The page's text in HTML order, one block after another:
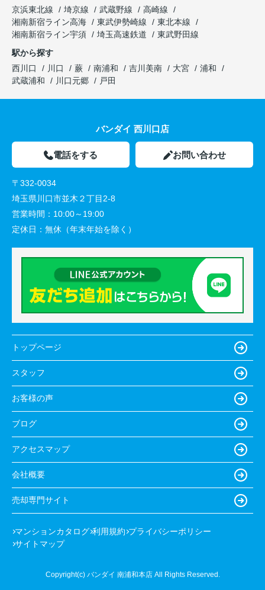
京浜東北線
埼京線 武蔵野線
高崎線
湘南新宿ライン高海
東武伊勢崎線
東北本線
湘南新宿ライン宇須
埼玉高速鉄道
東武野田線
駅から探す
西川口
川口 蕨 南浦和 吉川美南 大宮
浦和
武蔵浦和
川口元郷 戸田
バンダイ 西川口店
電話をする お問い合わせ
〒332-0034
埼玉県川口市並木２丁目2-8
営業時間： 10:00～19:00
定休日： 無休（年末年始を除く）
トップページ
スタッフ
お客様の声
ブログ
アクセスマップ
会社概要
売却専門サイト
マンションカタログ 利用規約 プライバシーポリシー
サイトマップ
Copyright(c) バンダイ 南浦和本店 All Rights Reserved.